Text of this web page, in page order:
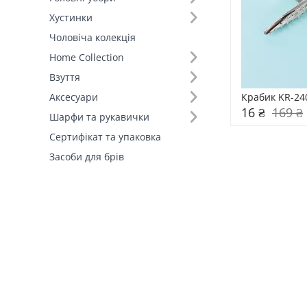
Хустинки
Чоловіча колекція
Home Collection
Взуття
Аксесуари
Шарфи та рукавички
Сертифікат та упаковка
Засоби для брів
Склад (1)
Розмір (413)
Країна виробник (1) Крабик KR-
16 ₴ 169 ₴